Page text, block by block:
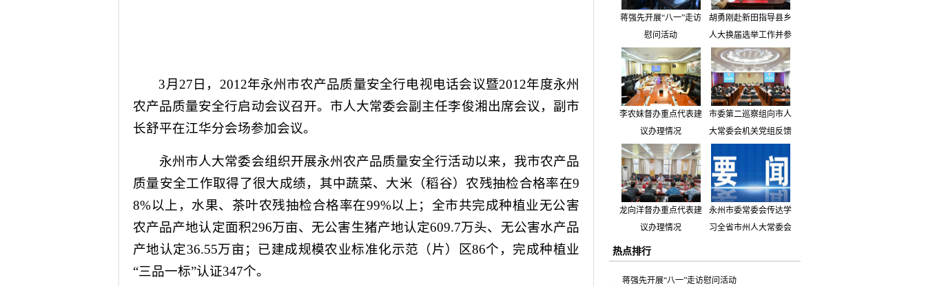
3月 27 日 ， 2012年永州市农产品质量安全行电视电话会议暨2012年度永州
农产品质量安全行启动会议召开。市人大常委会副主任李俊湘出席会议，副市
长舒平在江华分会场参加会议。
永州市人大常委会组织开展永州农产品质量安全行活动以来，我市农产品
质量安全工作取得了很大成绩，其中蔬菜、大米（稻谷）农残抽检合格率在9
8%以上，水果、茶叶农残抽检合格率在99%以上；全市共完成种植业无公害
农产品产地认定面积296万亩、无公害生猪产地认定609.7万头、无公害水产品
产地认定36.55万亩；已建成规模农业标准化示范（片）区86个，完成种植业
“三品一标”认证347个。
蒋强先开展“八一”走访
慰问活动
胡勇刚赴新田指导县乡
人大换届选举工作并参
加市人大代表小组主题
活动
李农妹督办重点代表建
议办理情况
市委第二巡察组向市人
大常委会机关党组反馈
龙向洋督办重点代表建
议办理情况
永州市委常委会传达学
习全省市州人大常委会
关精神 专题听取省人
大常委会执法检查组到
热点排行
蒋强先开展“八一”走访慰问活动